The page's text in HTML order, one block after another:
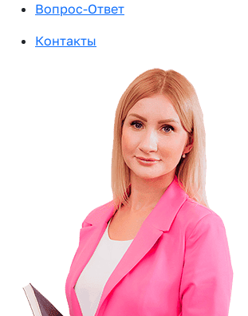
Вопрос-Ответ
Контакты